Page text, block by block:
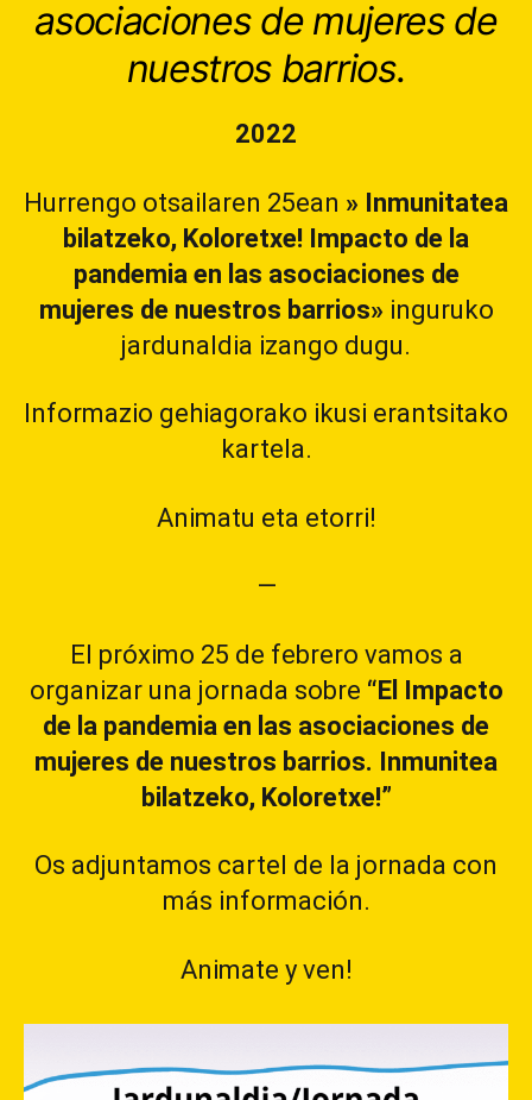
asociaciones de mujeres de
nuestros barrios.
2022
Hurrengo otsailaren 25ean » Inmunitatea
bilatzeko, Koloretxe! Impacto de la
pandemia en las asociaciones de
mujeres de nuestros barrios» inguruko
jardunaldia izango dugu.
Informazio gehiagorako ikusi erantsitako
kartela.
Animatu eta etorri!
—
El próximo 25 de febrero vamos a
organizar una jornada sobre “El Impacto
de la pandemia en las asociaciones de
mujeres de nuestros barrios. Inmunitea
bilatzeko, Koloretxe!”
Os adjuntamos cartel de la jornada con
más información.
Animate y ven!